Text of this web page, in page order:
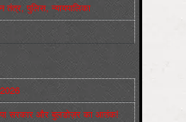
पुलिस, न्‍यायपालिका
सरकार और बुलडोज़र का आतंक!